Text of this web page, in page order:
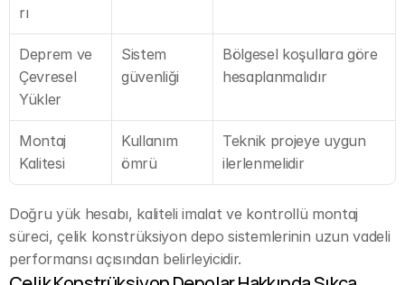
rı
Deprem ve
Çevresel
Yükler
Sistem
güvenliği
Bölgesel koşullara göre
hesaplanmalıdır
Montaj
Kalitesi
Kullanım
ömrü
Teknik projeye uygun
ilerlenmelidir
Doğru yük hesabı, kaliteli imalat ve kontrollü montaj
süreci, çelik konstrüksiyon depo sistemlerinin uzun vadeli
performansı açısından belirleyicidir.